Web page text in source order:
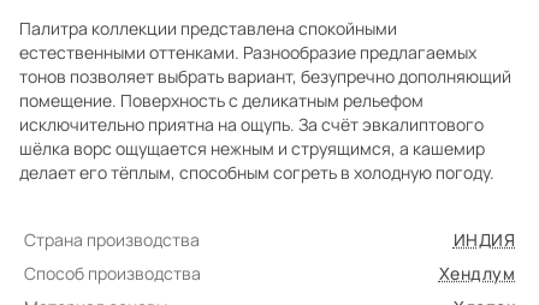
Палитра коллекции представлена спокойными
естественными оттенками. Разнообразие предлагаемых
тонов позволяет выбрать вариант, безупречно дополняющий
помещение. Поверхность с деликатным рельефом
исключительно приятна на ощупь. За счёт эвкалиптового
шёлка ворс ощущается нежным и струящимся, а кашемир
делает его тёплым, способным согреть в холодную погоду.
Страна производства
ИНДИЯ
Способ производства
Хендлум